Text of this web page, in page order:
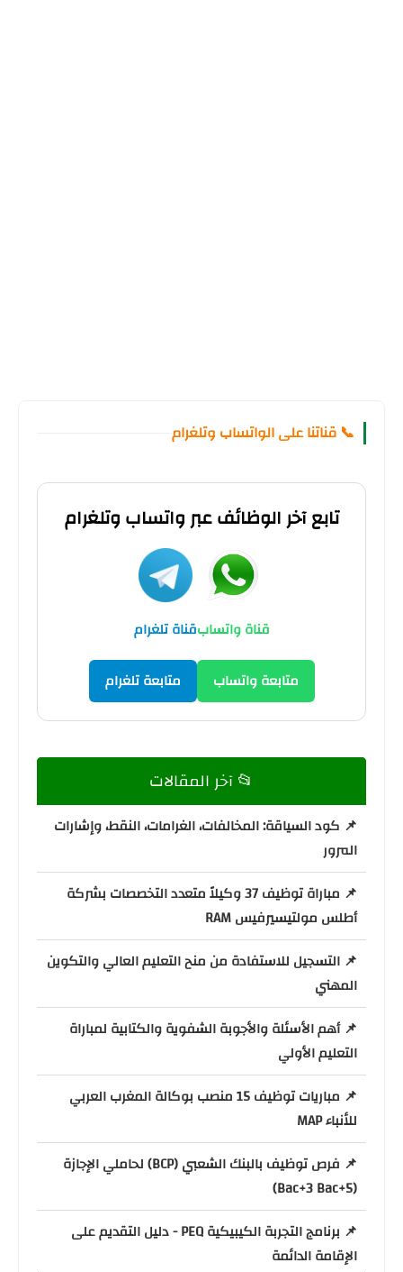
📞 قناتنا على الواتساب وتلغرام
تابع آخر الوظائف عبر واتساب وتلغرام
قناة واتسابقناة تلغرام
متابعة واتساب متابعة تلغرام
📂 آخر المقالات
📌 كود السياقة: المخالفات، الغرامات، النقط، وإشارات
المرور
📌 مباراة توظيف 37 وكيلاً متعدد التخصصات بشركة
أطلس مولتيسيرفيس RAM
📌 التسجيل للاستفادة من منح التعليم العالي والتكوين
المهني
📌 أهم الأسئلة والأجوبة الشفوية والكتابية لمباراة
التعليم الأولي
📌 مباريات توظيف 15 منصب بوكالة المغرب العربي
للأنباء MAP
📌 فرص توظيف بالبنك الشعبي (BCP) لحاملي الإجازة
(Bac+3 Bac+5)
📌 برنامج التجربة الكيبيكية PEQ - دليل التقديم على
الإقامة الدائمة